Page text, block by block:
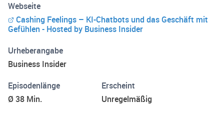
persönliche Geschichten. Es geht um eine Technologie, die
unsere Vorstellung von Nähe, Beziehung und Intimität
herausfordert. Und um die Frage, was passiert, wenn
menschliche Bedürfnisse zum Geschäftsmodell werden.
Replika-Gründerin Eugenia Kuyda gibt sich idealistisch:
Unterstützung bieten. Doch das Unternehmen steht
zunehmend in der Kritik. In Italien wurde zuletzt eine
Webseite
Cashing Feelings – KI-Chatbots und das Geschäft mit
Gefühlen - Hosted by Business Insider
Urheberangabe
Business Insider
Episodenlänge
Ø 38 Min.
Erscheint
Unregelmäßig